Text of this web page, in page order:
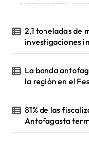
¡Ultimas
2,1 toneladas de
investigaciones
La banda
la región en el
81% de las
Antofagasta